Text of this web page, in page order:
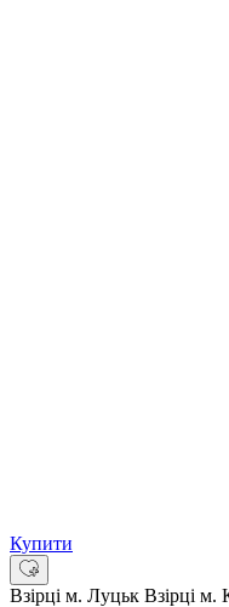
Купити
Взірці м. Луцьк Взірці м.